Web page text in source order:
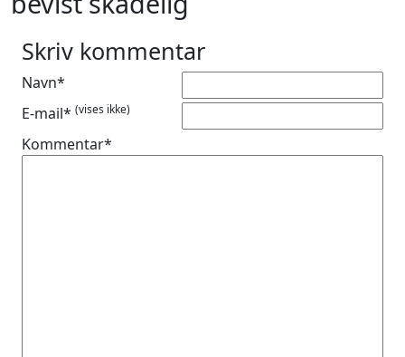
Skriv kommentar
Navn*
E-mail* (vises ikke)
Kommentar*